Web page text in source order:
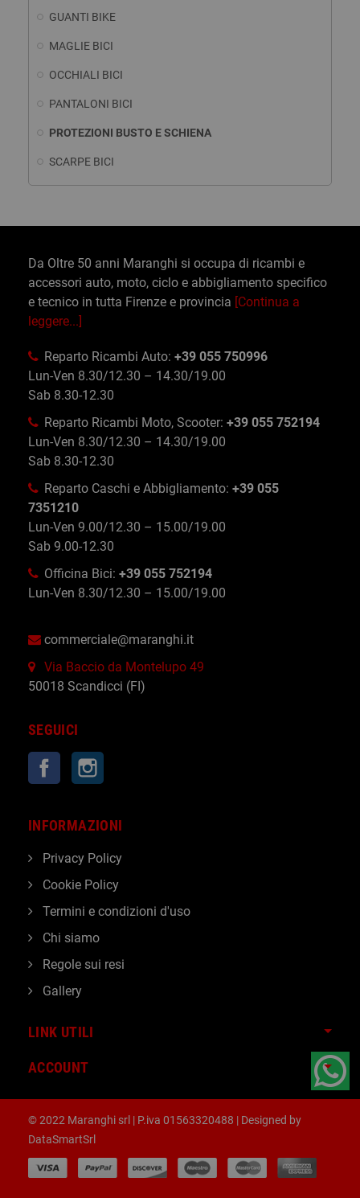
GUANTI BIKE
MAGLIE BICI
OCCHIALI BICI
PANTALONI BICI
PROTEZIONI BUSTO E SCHIENA
SCARPE BICI
Da Oltre 50 anni Maranghi si occupa di ricambi e
accessori auto, moto, ciclo e abbigliamento specifico
e tecnico in tutta Firenze e provincia [Continua a
leggere...]
Reparto Ricambi Auto: +39 055 750996
Lun-Ven 8.30/12.30 – 14.30/19.00
Sab 8.30-12.30
Reparto Ricambi Moto, Scooter: +39 055 752194
Lun-Ven 8.30/12.30 – 14.30/19.00
Sab 8.30-12.30
Reparto Caschi e Abbigliamento: +39 055
7351210
Lun-Ven 9.00/12.30 – 15.00/19.00
Sab 9.00-12.30
Officina Bici: +39 055 752194
Lun-Ven 8.30/12.30 – 15.00/19.00
commerciale@maranghi.it
Via Baccio da Montelupo 49
50018 Scandicci (FI)
SEGUICI
Facebook
LINK UTILI
ACCOUNT
INFORMAZIONI
Privacy Policy
Cookie Policy
Termini e condizioni d'uso
Chi siamo
Regole sui resi
Gallery
© 2022 Maranghi srl | P.iva 01563320488 | Designed by
DataSmartSrl